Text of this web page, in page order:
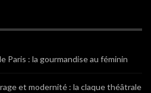
Paris : la gourmandise au féminin
et modernité : la claque théâtrale